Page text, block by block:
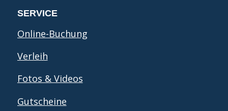
SERVICE
Online-Buchung
Verleih
Fotos & Videos
Gutscheine